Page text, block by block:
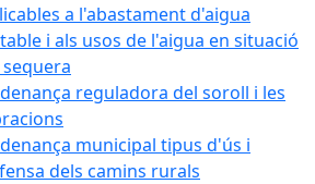
a l'abastament d'aigua
i als usos de l'aigua en situació
reguladora del soroll i les
municipal tipus d'ús i
dels camins rurals